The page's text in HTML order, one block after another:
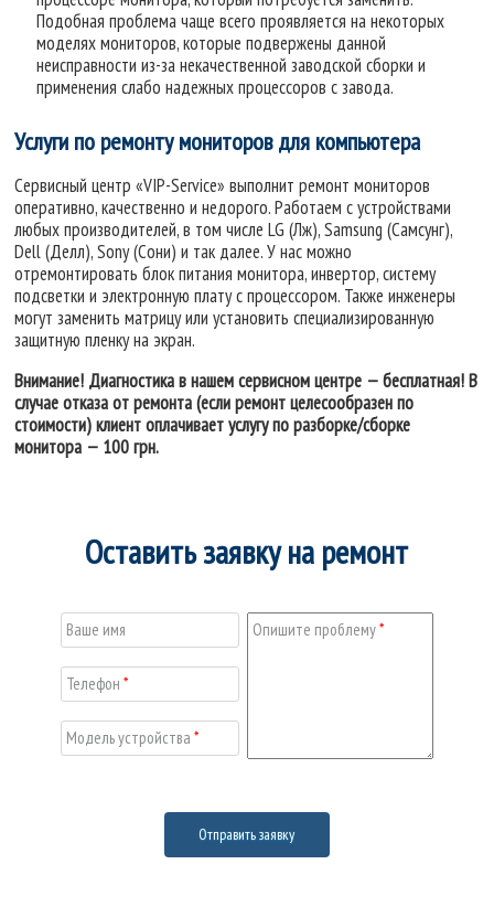
Подобная проблема чаще всего проявляется на некоторых
моделях мониторов, которые подвержены данной
неисправности из-за некачественной заводской сборки и
применения слабо надежных процессоров с завода.
Услуги по ремонту мониторов для компьютера
Сервисный центр «VIP-Service» выполнит ремонт мониторов
оперативно, качественно и недорого. Работаем с устройствами
любых производителей, в том числе LG (Лж), Samsung (Самсунг),
Dell (Делл), Sony (Сони) и так далее. У нас можно
отремонтировать блок питания монитора, инвертор, систему
подсветки и электронную плату с процессором. Также инженеры
могут заменить матрицу или установить специализированную
защитную пленку на экран.
Внимание! Диагностика в нашем сервисном центре — бесплатная! В
случае отказа от ремонта (если ремонт целесообразен по
стоимости) клиент оплачивает услугу по разборке/сборке
монитора — 100 грн.
Оставить заявку на ремонт
Ваше имя
Телефон*
Модель устройства*
Опишите проблему*